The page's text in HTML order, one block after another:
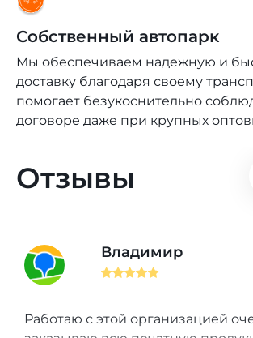
Собственный автопарк
Мы обеспечиваем надежную и
доставку благодаря своему
помогает безукоснительно
договоре даже при крупных
Отзывы
Владимир
Работаю с этой организацией